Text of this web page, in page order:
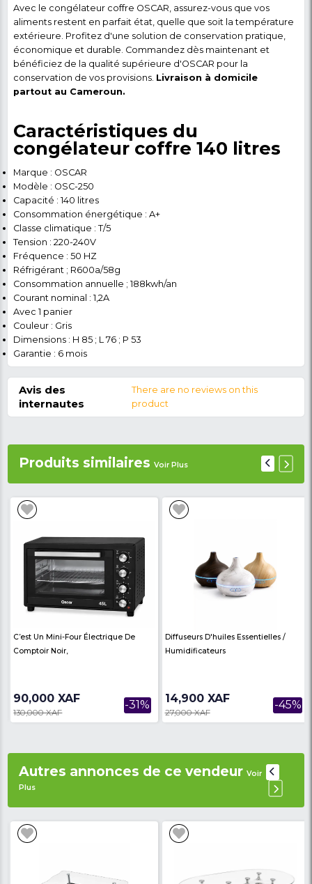
Le congélateur coffre OSCAR fonctionne sous
de 220-240V et une fréquence de 50 Hz.Il
réfrigérant R600a/58g,
reconnu pour son
respect de l'environnement. Avec uncourant
1,2A,ce congélateur assure une performance
Praticité et facilité
d'utilisation
Cemodèle est équipé d'un panier pratique
organisation facile et un accès rapide à vos
dimensions compactes (H 85 x L 76 x P 53 cm)
permettent une installation facile dans divers
s'agisse de votre cuisine, garage ou cellier.
Esthétique et
Disponible en couleur grise élégante,
coffre s'intègre parfaitement dans n'importe quel
finition soignée et ses matériaux de haute qualité
une durabilité exceptionnelle. De plus,
d'une garantie de 6 mois,vous offrant une
d'esprit quant à sa fiabilité.
fiabilité
Avec le congélateur coffre OSCAR, assurez-vous
aliments restent en parfait état, quelle que soit la
extérieure. Profitez d'une solution de conservation
bénéficiez de la qualité supérieure d'OSCAR pour la
conservation de vos provisions. Livraison à
partout au Cameroun.
Caractéristiques du
congélateur coffre 140
Modèle : OSC-250
Capacité : 140 litres
Classe climatique : T/5
Tension : 220-240V
Fréquence : 50 HZ
Réfrigérant ; R600a/58g
Consommation annuelle ; 188kwh/an
Courant nominal : 1,2A
Couleur : Gris